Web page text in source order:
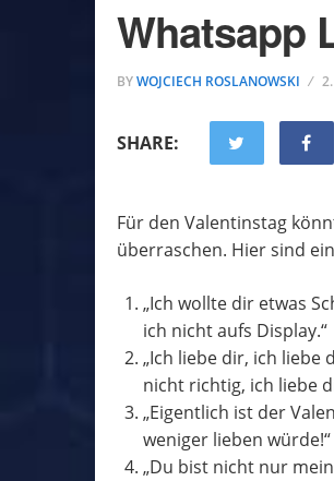
Whatsapp
BYWOJCIECH ROSLANOWSKI
SHARE:
Für den Valentinstag
überraschen. Hier sind
„Ich wollte dir etwas
ich nicht aufs Display.“
„Ich liebe dir, ich liebe
nicht richtig, ich liebe
„Eigentlich ist der
weniger lieben würde!“
„Du bist nicht nur